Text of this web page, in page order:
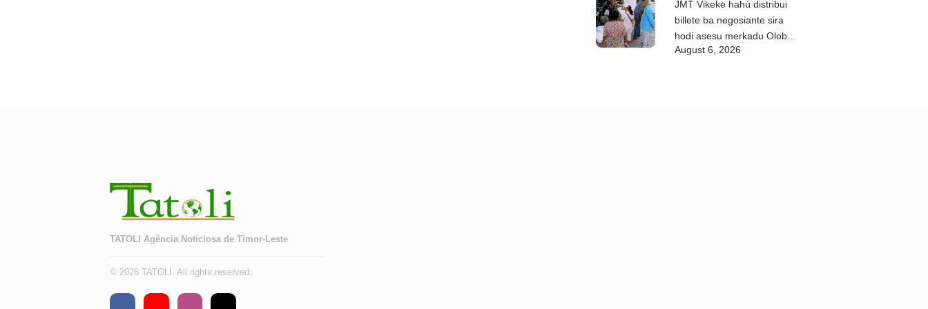
JMT Vikeke hahú distribui
billete ba negosiante sira
hodi asesu merkadu Olobai
August 6, 2026
TATOLI Agência Noticiosa de Timor-Leste
© 2026 TATOLI. All rights reserved.